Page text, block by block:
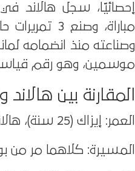
موسمين، وهو رقم
المقارنة بين هالاند
العمر: إيزاك (25 سنة)، هالاند (24 سنة) – أي أن المستقبل مفتوح لكليهما.
المسيرة: كلاهما مر من